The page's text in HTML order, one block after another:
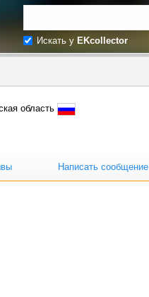
Искать у EKcollector
область
Написать сообщение